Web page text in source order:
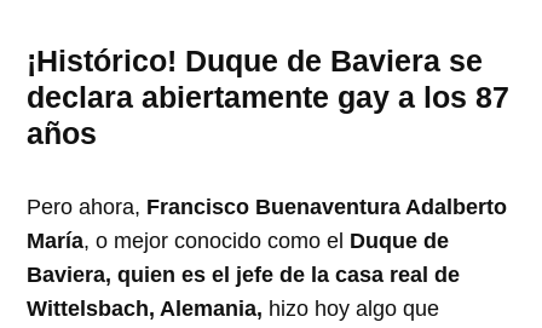
¡Histórico! Duque de Baviera se
declara abiertamente gay a los 87
años
Pero ahora, Francisco Buenaventura Adalberto
María, o mejor conocido como el Duque de
Baviera, quien es el jefe de la casa real de
Wittelsbach, Alemania, hizo hoy algo que